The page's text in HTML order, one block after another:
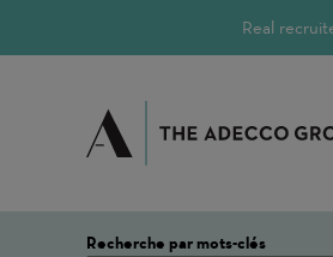
Real
Recherche par mots-clés